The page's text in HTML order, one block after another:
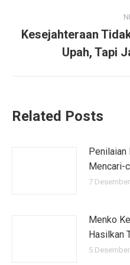
Kesejahteraan
Upah, Tapi
Related Posts
Penilaian
Mencari-
7
Menko
Hasilkan
5